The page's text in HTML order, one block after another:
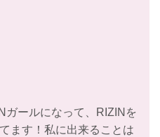
ガールになって、RIZINを
ます！私に出来ることは